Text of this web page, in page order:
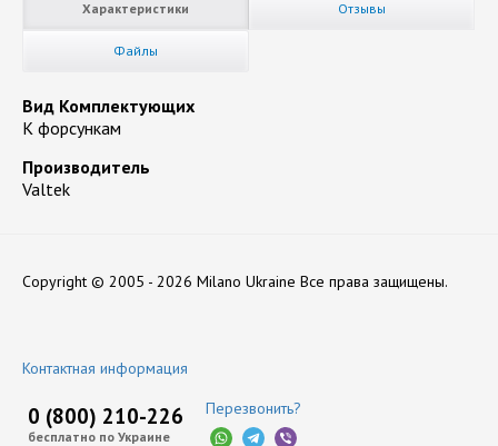
Характеристики Отзывы
Файлы
Вид Комплектующих
К форсункам
Производитель
Valtek
Copyright © 2005 - 2026 Milano Ukraine Все права защищены.
Контактная информация
0 (800) 210-226
бесплатно по Украине
Перезвонить?